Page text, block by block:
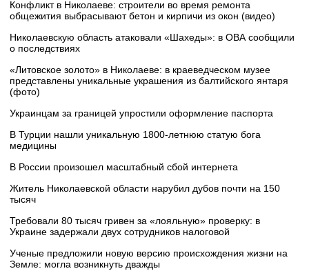
Конфликт в Николаеве: строители во время ремонта
общежития выбрасывают бетон и кирпичи из окон (видео)
Николаевскую область атаковали «Шахеды»: в ОВА сообщили
о последствиях
«Литовское золото» в Николаеве: в краеведческом музее
представлены уникальные украшения из балтийского янтаря
(фото)
Украинцам за границей упростили оформление паспорта
В Турции нашли уникальную 1800-летнюю статую бога
медицины
В России произошел масштабный сбой интернета
Житель Николаевской области нарубил дубов почти на 150
тысяч
Требовали 80 тысяч гривен за «лояльную» проверку: в
Украине задержали двух сотрудников налоговой
Ученые предложили новую версию происхождения жизни на
Земле: могла возникнуть дважды